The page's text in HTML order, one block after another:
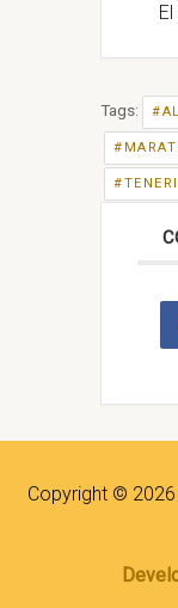
Tags:
Copyright ©